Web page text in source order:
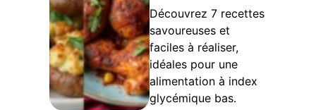
Découvrez 7 recettes
savoureuses et
faciles à réaliser,
idéales pour une
alimentation à index
glycémique bas.